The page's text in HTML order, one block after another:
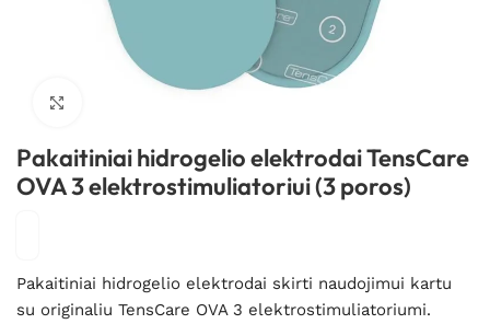
Pakaitiniai hidrogelio elektrodai TensCare
OVA 3 elektrostimuliatoriui (3 poros)
Pakaitiniai hidrogelio elektrodai skirti naudojimui kartu
su originaliu TensCare OVA 3 elektrostimuliatoriumi.